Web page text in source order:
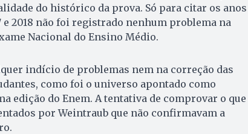
do histórico da prova. Só para citar os anos
e 2018 não foi registrado nenhum problema na
Nacional do Ensino Médio.
indício de problemas nem na correção das
como foi o universo apontado como
edição do Enem. A tentativa de comprovar o que
por Weintraub que não confirmavam a